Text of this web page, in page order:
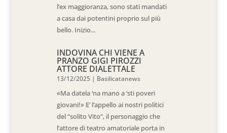
l’ex maggioranza, sono stati mandati
a casa dai potentini proprio sul più
bello. Inizio...
INDOVINA CHI VIENE A
PRANZO GIGI PIROZZI
ATTORE DIALETTALE
13/12/2025 | Basilicatanews
«Ma datela ‘na mano a ‘sti poveri
giovani!» E’ l’appello ai nostri politici
del “solito Vito”, il personaggio che
l’attore di teatro amatoriale porta in